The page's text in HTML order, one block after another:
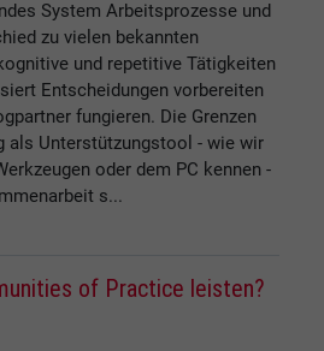
System Arbeitsprozesse und
zu vielen bekannten
und repetitive Tätigkeiten
Entscheidungen vorbereiten
fungieren. Die Grenzen
als Unterstützungstool - wie wir
oder dem PC kennen -
s...
of Practice leisten?